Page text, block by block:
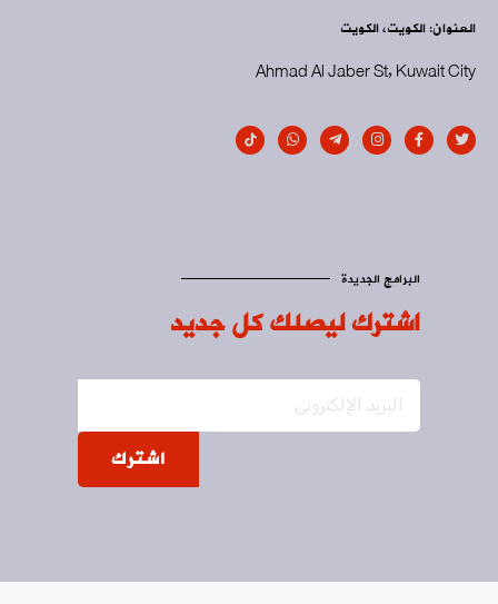
العنوان: الكويت، الكويت
Ahmad Al Jaber St, Kuwait City
البرامج الجديدة
اشترك ليصلك كل جديد
اشترك